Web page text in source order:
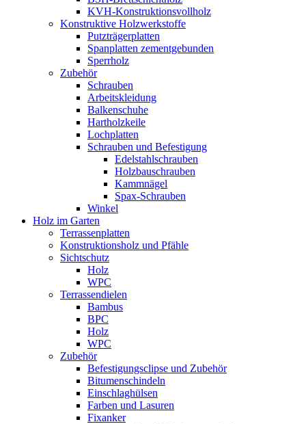
KVH-Konstruktionsvollholz
Konstruktive Holzwerkstoffe
Putzträgerplatten
Spanplatten zementgebunden
Sperrholz
Zubehör
Schrauben
Arbeitskleidung
Balkenschuhe
Hartholzkeile
Lochplatten
Schrauben und Befestigung
Edelstahlschrauben
Holzbauschrauben
Kammnägel
Spax-Schrauben
Winkel
Holz im Garten
Terrassenplatten
Konstruktionsholz und Pfähle
Sichtschutz
Holz
WPC
Terrassendielen
Bambus
BPC
Holz
WPC
Zubehör
Befestigungsclipse und Zubehör
Bitumenschindeln
Einschlaghülsen
Farben und Lasuren
Fixanker